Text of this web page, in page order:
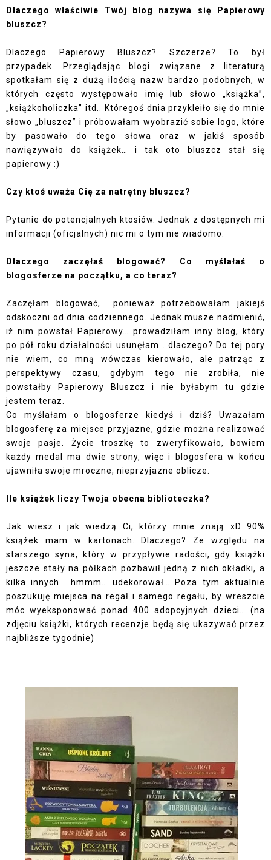
Dlaczego właściwie Twój blog nazywa się Papierowy
bluszcz?
Dlaczego Papierowy Bluszcz? Szczerze? To był
przypadek. Przeglądając blogi związane z literaturą
spotkałam się z dużą ilością nazw bardzo podobnych, w
których często występowało imię lub słowo „książka”,
„książkoholiczka” itd.. Któregoś dnia przykleiło się do mnie
słowo „bluszcz” i próbowałam wyobrazić sobie logo, które
by pasowało do tego słowa oraz w jakiś sposób
nawiązywało do książek… i tak oto bluszcz stał się
papierowy :)
Czy ktoś uważa Cię za natrętny bluszcz?
Pytanie do potencjalnych ktosiów. Jednak z dostępnych mi
informacji (oficjalnych) nic mi o tym nie wiadomo.
Dlaczego zaczęłaś blogować? Co myślałaś o
blogosferze na początku, a co teraz?
Zaczęłam blogować,
ponieważ potrzebowałam jakiejś
odskoczni od dnia codziennego. Jednak musze nadmienić,
iż nim powstał Papierowy… prowadziłam inny blog, który
po pół roku działalności usunęłam… dlaczego? Do tej pory
nie wiem, co mną wówczas kierowało, ale patrząc z
perspektywy czasu, gdybym tego nie zrobiła, nie
powstałby Papierowy Bluszcz i nie byłabym tu gdzie
jestem teraz.
Co myślałam o blogosferze kiedyś i dziś? Uważałam
blogosferę za miejsce przyjazne, gdzie można realizować
swoje pasje. Życie troszkę to zweryfikowało, bowiem
każdy medal ma dwie strony, więc i blogosfera w końcu
ujawniła swoje mroczne, nieprzyjazne oblicze.
Ile książek liczy Twoja obecna biblioteczka?
Jak wiesz i jak wiedzą Ci, którzy mnie znają xD 90%
książek mam w kartonach. Dlaczego? Ze względu na
starszego syna, który w przypływie radości, gdy książki
jeszcze stały na półkach pozbawił jedną z nich okładki, a
kilka innych… hmmm… udekorował… Poza tym aktualnie
poszukuję miejsca na regał i samego regału, by wreszcie
móc wyeksponować ponad 400 adopcyjnych dzieci… (na
zdjęciu książki, których recenzje będą się ukazywać przez
najbliższe tygodnie)